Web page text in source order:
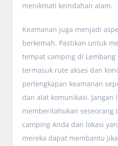
menikmati keindahan alam.
Keamanan juga menjadi
berkemah. Pastikan untuk
tempat camping di
termasuk rute akses dan
perlengkapan keamanan
dan alat komunikasi. Jangan
memberitahukan seseorang
camping Anda dan lokasi
mereka dapat membantu